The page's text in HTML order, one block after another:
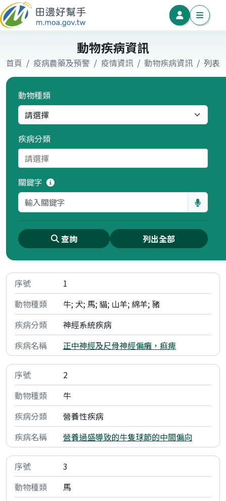
動物疾病資訊
首頁 疫病農藥及預警 疫情資訊 動物疾病資訊 列表
動物種類
疾病分類
關鍵字
查詢 列出全部
1
牛; 犬; 馬; 貓; 山羊; 綿羊; 豬
神經系統疾病
正中神經及尺骨神經偏癱，痲痺
2
牛
營養性疾病
營養過盛導致的牛隻球節的中間偏向
3
馬